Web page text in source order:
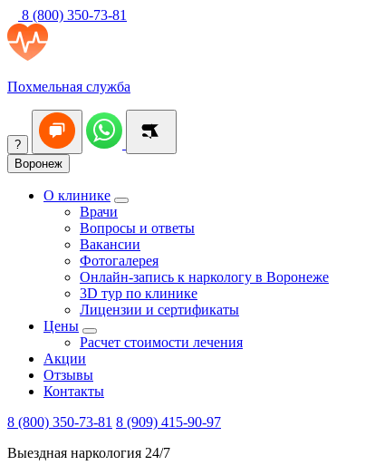
8 (800) 350-73-81
Похмельная служба
?
Воронеж
О клинике
Врачи
Вопросы и ответы
Вакансии
Фотогалерея
Онлайн-запись к наркологу в Воронеже
3D тур по клинике
Лицензии и сертификаты
Цены
Расчет стоимости лечения
Акции
Отзывы
Контакты
8 (800) 350-73-81 8 (909) 415-90-97
Выездная наркология 24/7